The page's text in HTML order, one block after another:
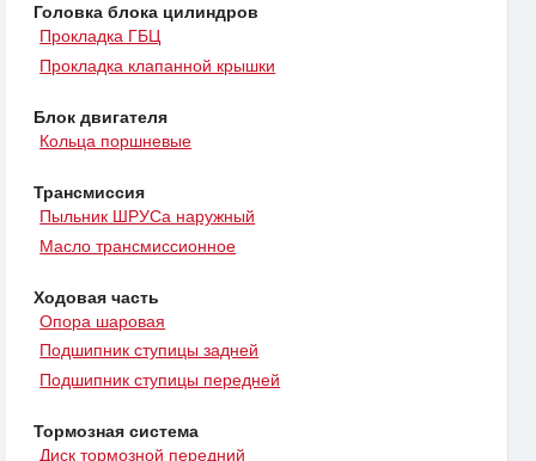
Головка блока цилиндров
Прокладка ГБЦ
Прокладка клапанной крышки
Блок двигателя
Кольца поршневые
Трансмиссия
Пыльник ШРУСа наружный
Масло трансмиссионное
Ходовая часть
Опора шаровая
Подшипник ступицы задней
Подшипник ступицы передней
Тормозная система
Диск тормозной передний